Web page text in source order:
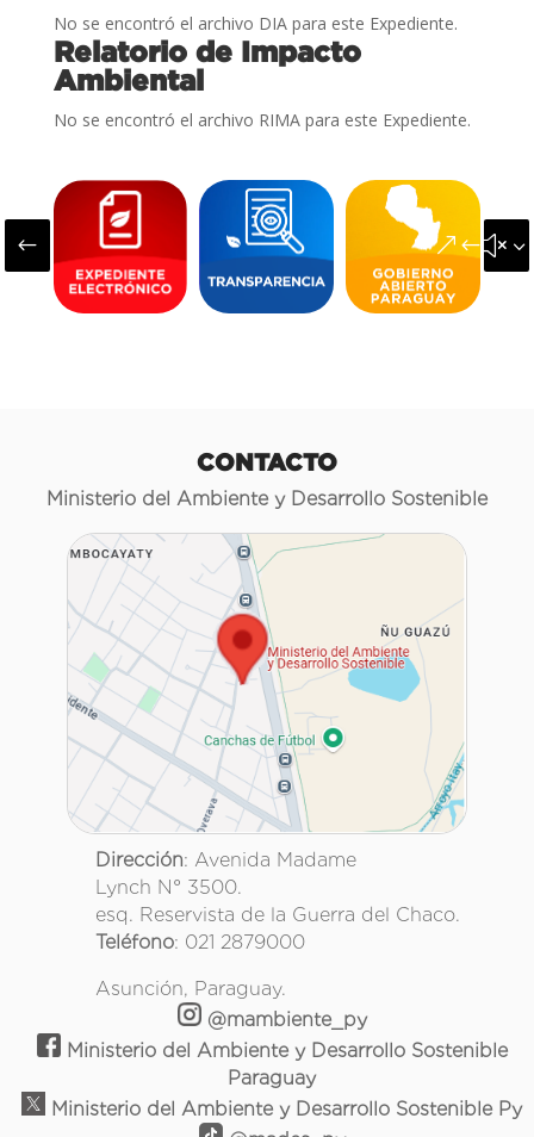
No se encontró el archivo DIA para este Expediente.
Relatorio de Impacto
Ambiental
No se encontró el archivo RIMA para este Expediente.
#
CONTACTO
Ministerio del Ambiente y Desarrollo Sostenible
Dirección: Avenida Madame
Lynch N° 3500.
esq. Reservista de la Guerra del Chaco.
Teléfono: 021 2879000
Asunción, Paraguay.
@mambiente_py
Ministerio del Ambiente y Desarrollo Sostenible
Paraguay
Ministerio del Ambiente y Desarrollo Sostenible Py